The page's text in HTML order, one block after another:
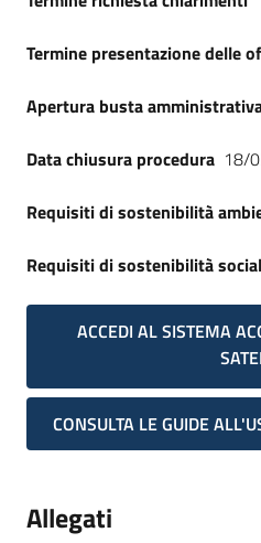
Termine presentazione delle
Apertura busta
Data chiusura procedura 18/
Requisiti di sostenibilità
Requisiti di sostenibilità
ACCEDI AL SISTEMA
CONSULTA LE GUIDE
Allegati